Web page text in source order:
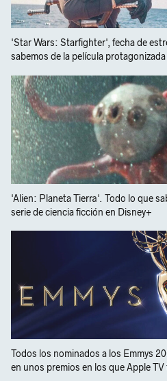
'Star Wars: Starfighter', fecha de
sabemos de la película
'Alien: Planeta Tierra'. Todo lo que
serie de ciencia ficción en Disney+
Todos los nominados a los Emmys
en unos premios en los que Apple